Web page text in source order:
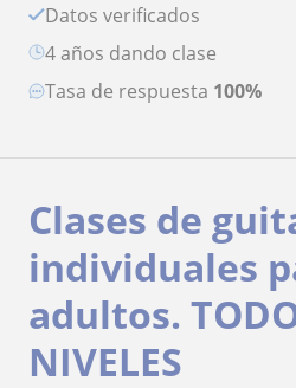
Datos verificados
4 años dando clase
Tasa de respuesta 100%
Clases de
individuales
adultos.
NIVELES